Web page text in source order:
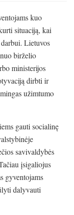
kuo
situaciją, kai
Lietuvos
birželio
ministerijos
dirbti ir
užimtumo
gauti socialinę
savivaldybės
įsigaliojus
gyventojams
dalyvauti